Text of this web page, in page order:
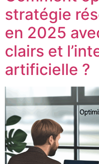
stratégie
en 2025
clairs et
artificielle ?